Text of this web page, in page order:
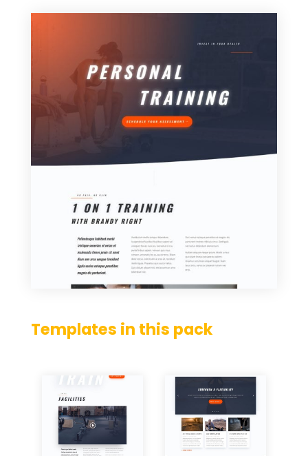
Templates in this pack